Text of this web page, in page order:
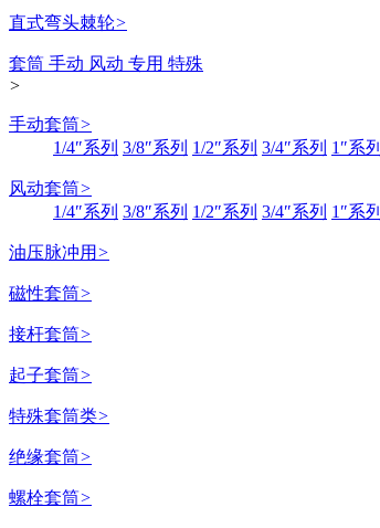
直式弯头棘轮>
套筒 手动 风动 专用 特殊
>
手动套筒>
1/4″系列 3/8″系列 1/2″系列 3/4″系列 1″系列
风动套筒>
1/4″系列 3/8″系列 1/2″系列 3/4″系列 1″系列
油压脉冲用 >
磁性套筒>
接杆套筒>
起子套筒>
特殊套筒类>
绝缘套筒>
螺栓套筒>